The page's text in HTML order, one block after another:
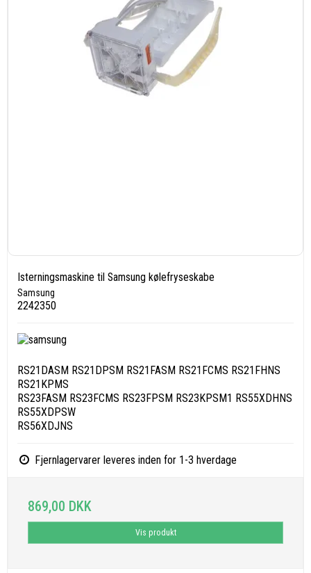
Isterningsmaskine til Samsung kølefryseskabe
Samsung
2242350
RS21DASM RS21DPSM RS21FASM RS21FCMS RS21FHNS
RS21KPMS
RS23FASM RS23FCMS RS23FPSM RS23KPSM1 RS55XDHNS
RS55XDPSW
RS56XDJNS
Fjernlagervarer leveres inden for 1-3 hverdage
869,00 DKK
Vis produkt